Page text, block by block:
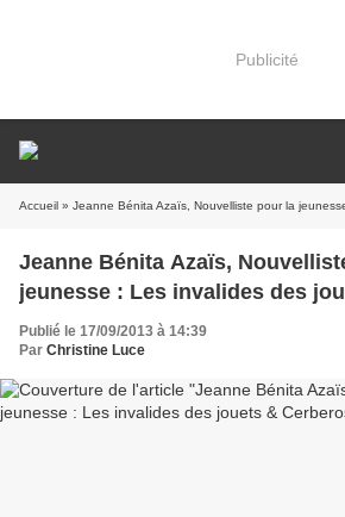
Publicité
Accueil » Jeanne Bénita Azaïs, Nouvelliste pour la jeunesse : Les
Jeanne Bénita Azaïs,
jeunesse : Les invalides des
Publié le 17/09/2013 à 14:39
Par Christine Luce